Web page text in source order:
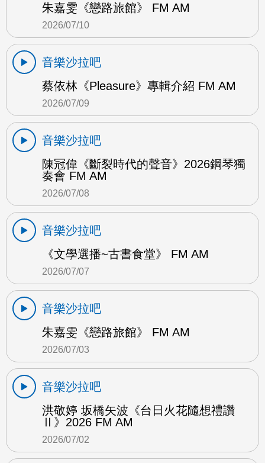
朱嘉雯《戀路旅館》 FM AM
2026/07/10
音樂沙拉吧
蔡依林《Pleasure》專輯介紹 FM AM
2026/07/09
音樂沙拉吧
陳冠偉《斷裂時代的聲音》2026鋼琴獨
奏會 FM AM
2026/07/08
音樂沙拉吧
《文學選播~古書食堂》 FM AM
2026/07/07
音樂沙拉吧
朱嘉雯《戀路旅館》 FM AM
2026/07/03
音樂沙拉吧
洪敬婷 坂橋矢波《台日火花隨想禮讚
Ⅱ》2026 FM AM
2026/07/02